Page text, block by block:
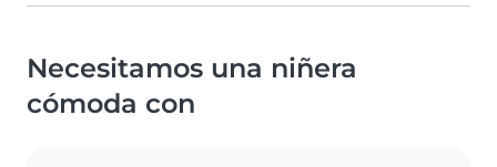
Necesitamos una niñera
cómoda con